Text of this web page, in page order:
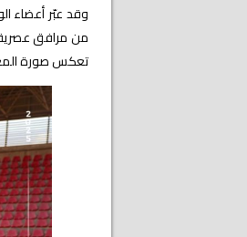
وقد عبّر أعضاء
من مرافق عصرية
تعكس صورة